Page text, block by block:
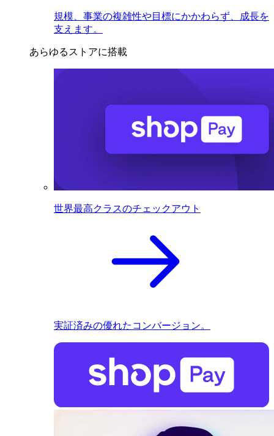
規模、事業の複雑性や目標にかかわらず、成長を
支えます。
あらゆるストアに搭載
世界最高クラスのチェックアウト
実証済みの優れたコンバージョン。